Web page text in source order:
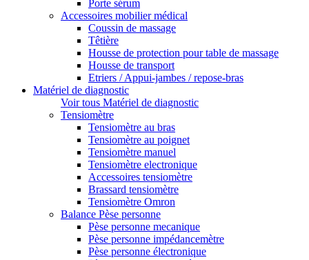
Porte sérum
Accessoires mobilier médical
Coussin de massage
Têtière
Housse de protection pour table de massage
Housse de transport
Etriers / Appui-jambes / repose-bras
Matériel de diagnostic
Voir tous Matériel de diagnostic
Tensiomètre
Tensiomètre au bras
Tensiomètre au poignet
Tensiomètre manuel
Tensiomètre electronique
Accessoires tensiomètre
Brassard tensiomètre
Tensiomètre Omron
Balance Pèse personne
Pèse personne mecanique
Pèse personne impédancemètre
Pèse personne électronique